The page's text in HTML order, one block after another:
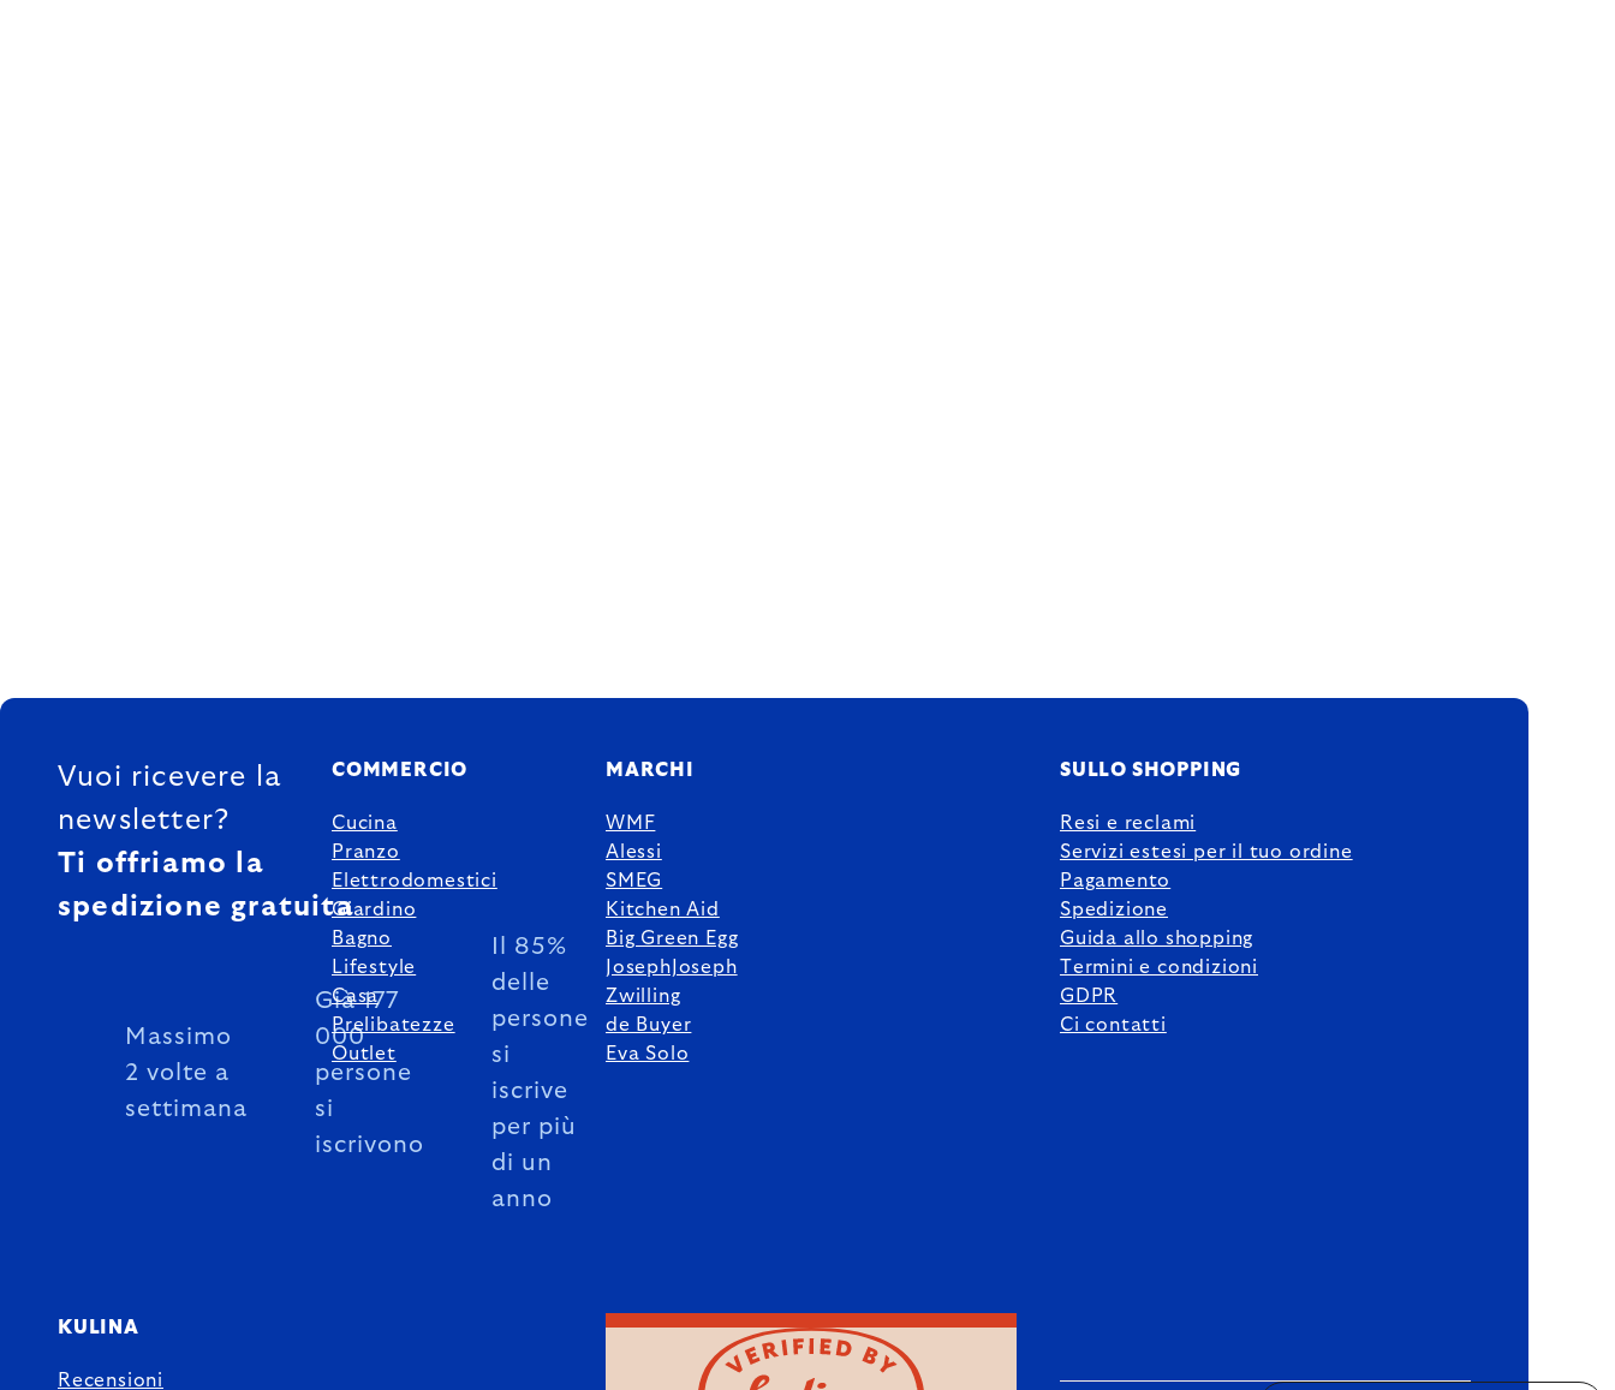
FOOTER
Vuoi ricevere la
newsletter?
Ti offriamo la
spedizione gratuita
Massimo
2 volte a
settimana
Già 177
000
persone
si
iscrivono
Il 85%
delle
persone
si
iscrive
per più
di un
anno
COMMERCIO
Cucina
Pranzo
Elettrodomestici
Giardino
Bagno
Lifestyle
Casa
Prelibatezze
Outlet
MARCHI
WMF
Alessi
SMEG
Kitchen Aid
Big Green Egg
JosephJoseph
Zwilling
de Buyer
Eva Solo
SULLO SHOPPING
Resi e reclami
Servizi estesi per il tuo ordine
Pagamento
Spedizione
Guida allo shopping
Termini e condizioni
GDPR
Ci contatti
KULINA
Recensioni